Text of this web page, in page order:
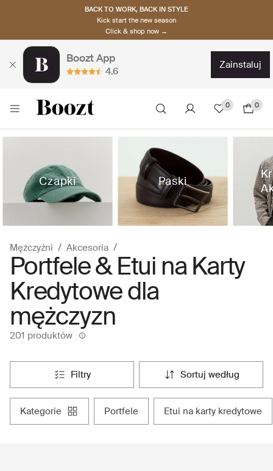
BACK TO WORK, BACK IN STYLE
Kick start the new season
Click & shop now →
Boozt App
4.6
zainstaluj
0 0
Czapki Paski
Mężczyźni Akcesoria
Portfele & Etui na Karty
Kredytowe dla
mężczyzn
201 produktów
filtry sortuj według
kategorie portfele etui na karty kredytowe